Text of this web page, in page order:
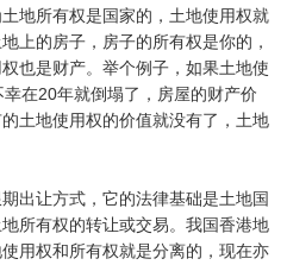
地所有权是国家的，土地使用权就
上的房子，房子的所有权是你的，
也是财产。举个例子，如果土地使
在20年就倒塌了，房屋的财产价
土地使用权的价值就没有了，土地
出让方式，它的法律基础是土地国
所有权的转让或交易。我国香港地
用权和所有权就是分离的，现在亦